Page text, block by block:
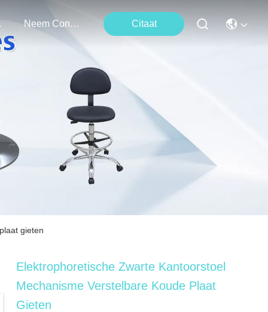
Neem Contact Met Ons Op Citaat
gieten
Elektrophoretische Zwarte Kantoorstoel
Mechanisme Verstelbare Koude Plaat
Gieten